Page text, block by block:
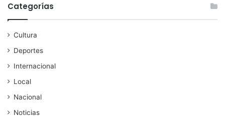
Categorías
Cultura
Deportes
Internacional
Local
Nacional
Noticias